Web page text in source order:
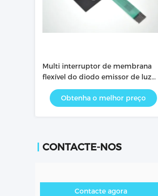
Multi interruptor de membrana
flexível do diodo emissor de luz
das chaves com superfície lustrosa
e tátilObtenha o melhor preço
CONTACTE-NOS
Contacte agora